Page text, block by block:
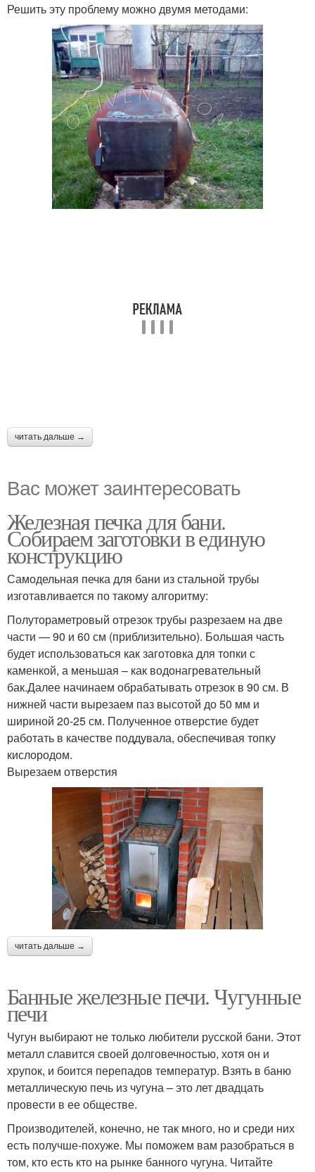
Решить эту проблему можно двумя методами:
читать дальше →
Вас может заинтересовать
Железная печка для бани.
Собираем заготовки в единую
конструкцию
Самодельная печка для бани из стальной трубы
изготавливается по такому алгоритму:
Полутораметровый отрезок трубы разрезаем на две
части — 90 и 60 см (приблизительно). Большая часть
будет использоваться как заготовка для топки с
каменкой, а меньшая – как водонагревательный
бак.Далее начинаем обрабатывать отрезок в 90 см. В
нижней части вырезаем паз высотой до 50 мм и
шириной 20-25 см. Полученное отверстие будет
работать в качестве поддувала, обеспечивая топку
кислородом.
Вырезаем отверстия
читать дальше →
Банные железные печи. Чугунные
печи
Чугун выбирают не только любители русской бани. Этот
металл славится своей долговечностью, хотя он и
хрупок, и боится перепадов температур. Взять в баню
металлическую печь из чугуна – это лет двадцать
провести в ее обществе.
Производителей, конечно, не так много, но и среди них
есть получше-похуже. Мы поможем вам разобраться в
том, кто есть кто на рынке банного чугуна. Читайте